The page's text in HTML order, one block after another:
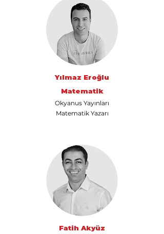
Yılmaz Eroğlu
Matematik
Okyanus Yayınları
Matematik Yazarı
Fatih Akyüz